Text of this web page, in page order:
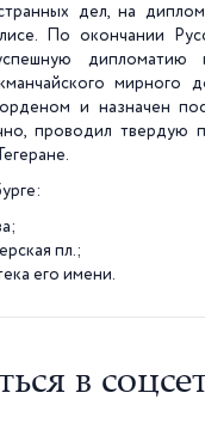
дел, на
По окончании
дипломатию
мирного
и назначен
проводил твердую
пл.;
его имени.
в